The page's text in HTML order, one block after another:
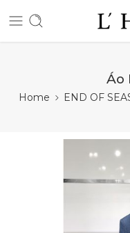
Áo
Home END OF